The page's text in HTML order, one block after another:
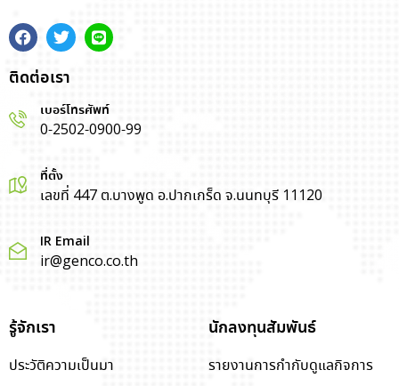
ติดต่อเรา
เบอร์โทรศัพท์
0-2502-0900-99
ที่ตั้ง
เลขที่ 447 ต.บางพูด อ.ปากเกร็ด จ.นนทบุรี 11120
IR Email
ir@genco.co.th
รู้จักเรา
ประวัติความเป็นมา
นักลงทุนสัมพันธ์
รายงานการกำกับดูแลกิจการ